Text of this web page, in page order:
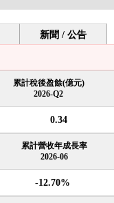
新聞 / 公告
累計稅後盈餘(億元)
2026-Q2
0.34
累計營收年成長率
2026-06
-12.70%